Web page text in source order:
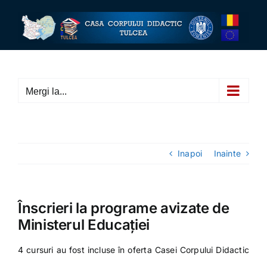
content
Mergi la...
Inapoi Inainte
Înscrieri la programe avizate de
Ministerul Educației
4 cursuri au fost incluse în oferta Casei Corpului Didactic